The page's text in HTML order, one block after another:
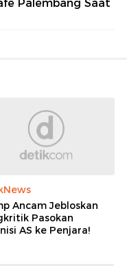
Palembang Saat
Ancam Jebloskan
Pasokan
AS ke Penjara!